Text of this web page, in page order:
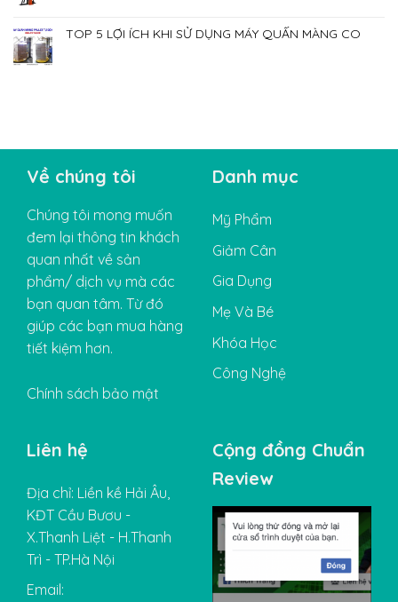
TOP 5 LỢI ÍCH KHI SỬ DỤNG MÁY QUẤN MÀNG CO
Về chúng tôi
Chúng tôi mong muốn
đem lại thông tin khách
quan nhất về sản
phẩm/ dịch vụ mà các
bạn quan tâm. Từ đó
giúp các bạn mua hàng
tiết kiệm hơn.
Chính sách bảo mật
Danh mục
Mỹ Phẩm
Giảm Cân
Gia Dụng
Mẹ Và Bé
Khóa Học
Công Nghệ
Liên hệ
Địa chỉ: Liền kề Hải Âu,
KĐT Cầu Bươu -
X.Thanh Liệt - H.Thanh
Trì - TP.Hà Nội
Email:
Cộng đồng Chuẩn
Review